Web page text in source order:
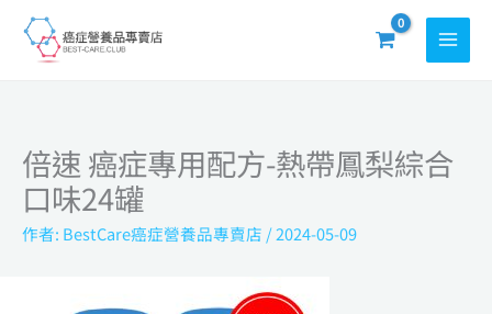
倍速 癌症專用配方-熱帶鳳梨綜合
口味24罐
作者: BestCare癌症營養品專賣店 /2024-05-09